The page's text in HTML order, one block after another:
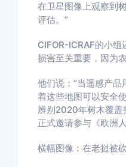
在卫星图像上观察到
评估。”
CIFOR-ICRAF的小
损害至关重要，因为
他们说：“当遥感产品
着这些地图可以安全
辨别2020年树木覆
正式邀请参与《欧洲
横幅图像：在老挝被